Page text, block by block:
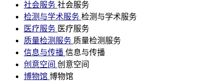
社会服务 社会服务
检测与学术服务 检测与学术服务
医疗服务 医疗服务
质量检测服务 质量检测服务
信息与传播 信息与传播
创意空间 创意空间
博物馆 博物馆